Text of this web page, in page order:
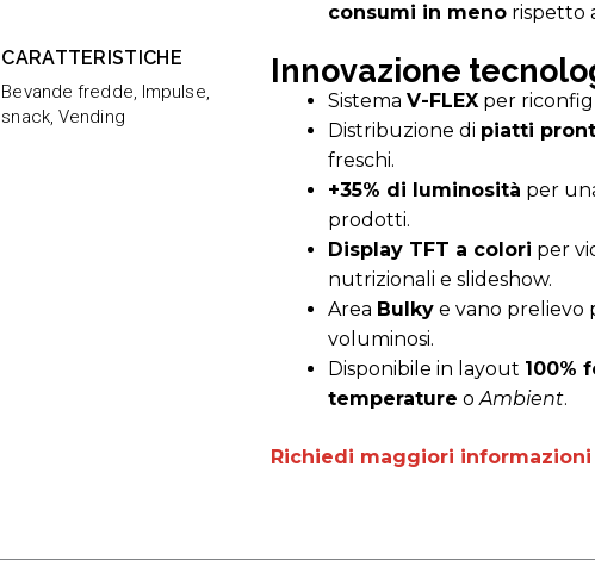
CARATTERISTICHE
Bevande fredde Impulse
snack,Vending
consumi in menorispetto
Innovazione
Sistema V-FLEXper
Distribuzione di piatti
freschi.
+35% di luminosità per
prodotti.
Display TFT a colori per
nutrizionali e slideshow.
Area Bulkye vano prelievo
voluminosi.
Disponibile in layout 100%
temperature oAmbient.
Richiedi maggiori